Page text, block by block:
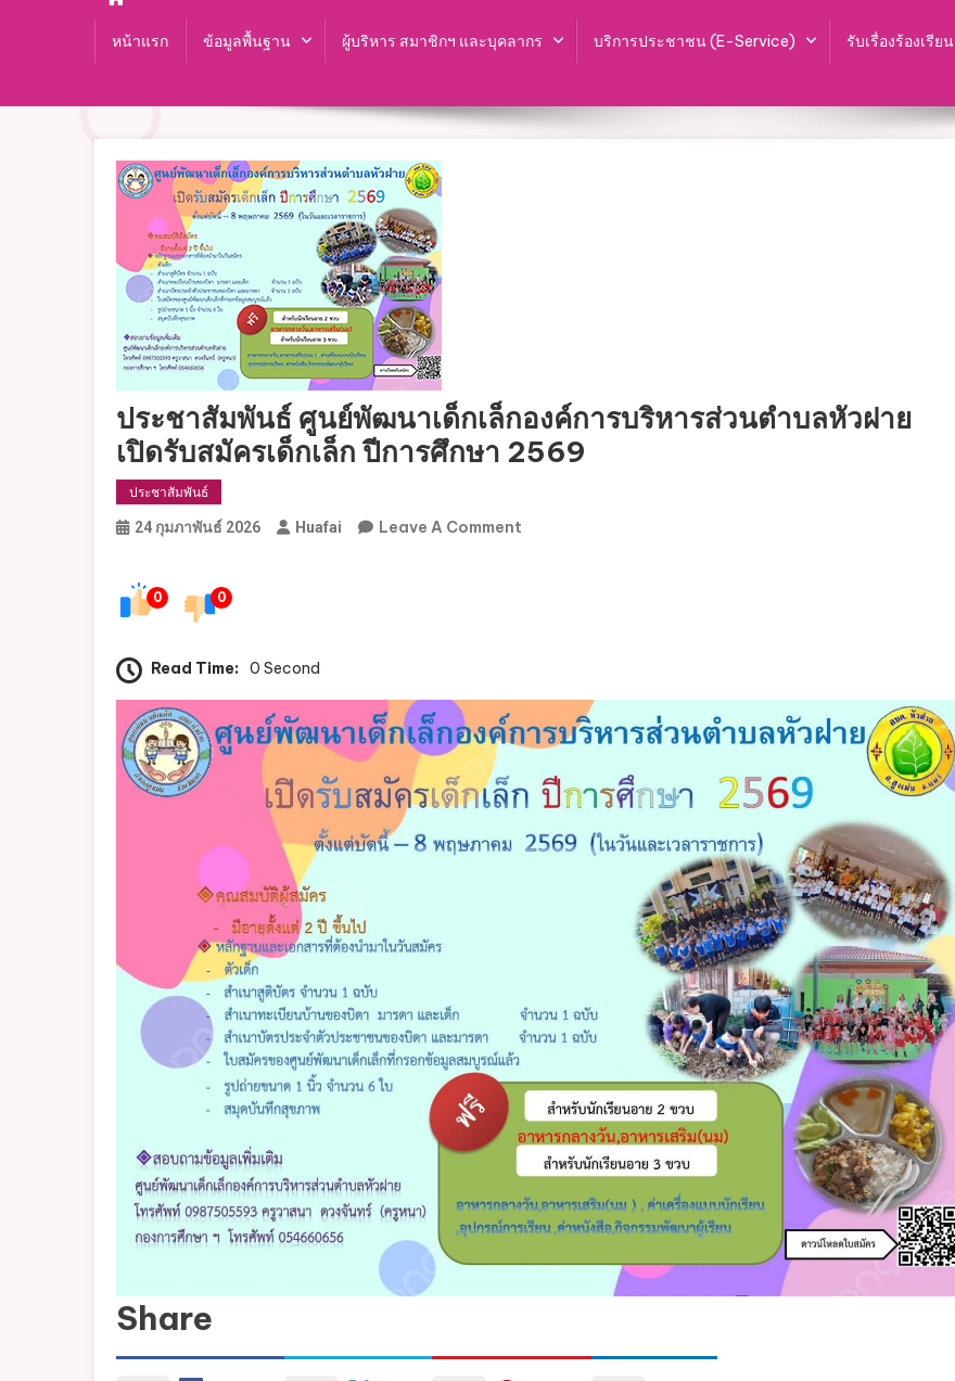
หน้าแรก ข้อมูลพื้นฐาน ผู้บริหาร สมาชิกฯ และบุคลากร บริการประชาชน (E-Service) รับเรื่องร้องเรียน
ประชาสัมพันธ์ ศูนย์พัฒนาเด็กเล็กองค์การบริหารส่วนตำบลหัวฝาย
เปิดรับสมัครเด็กเล็ก ปีการศึกษา 2569
ประชาสัมพันธ์
24 กุมภาพันธ์ 2026 Huafai Leave A Comment
ส่วน
หัว
เปิด
การ
ศึกษา
0 0
Read Time: 0 Second
Share